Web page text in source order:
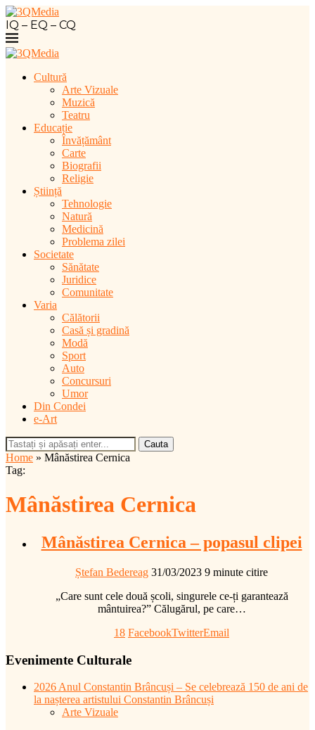
IQ – EQ – CQ
Cultură
Arte Vizuale
Muzică
Teatru
Educație
Învățământ
Carte
Biografii
Religie
Știință
Tehnologie
Natură
Medicină
Problema zilei
Societate
Sănătate
Juridice
Comunitate
Varia
Călătorii
Casă și gradină
Modă
Sport
Auto
Concursuri
Umor
Din Condei
e-Art
Cauta
Home » Mânăstirea Cernica
Tag:
Mânăstirea Cernica
Mânăstirea Cernica – popasul clipei
Ștefan Bedereag 31/03/2023 9 minute citire
„Care sunt cele două școli, singurele ce-ți garantează
mântuirea?” Călugărul, pe care…
18 FacebookTwitterEmail
Evenimente Culturale
2026 Anul Constantin Brâncuși – Se celebrează 150 de ani de
la nașterea artistului Constantin Brâncuși
Arte Vizuale